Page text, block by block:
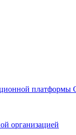
платформы
организацией